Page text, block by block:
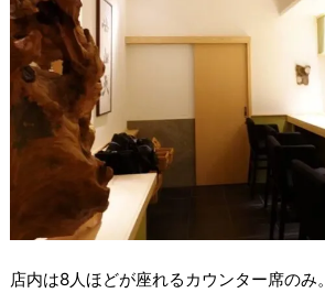
店内は8人ほどが座れるカウンター席のみ。